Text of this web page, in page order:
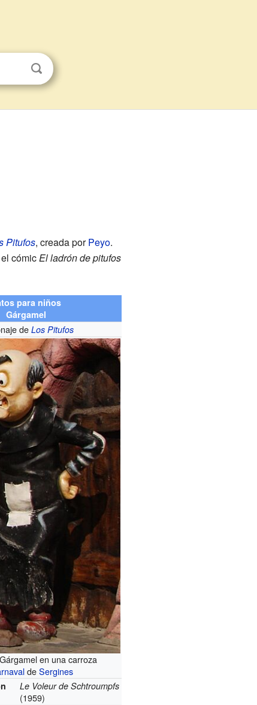
Pitufos, creada porPeyo.
cómicEl ladrón de pitufos
para niños
Gárgamel
deLos Pitufos
en una carroza
deSergines
Le Voleur de Schtroumpfs
(1959)